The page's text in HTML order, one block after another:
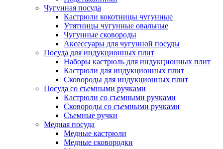
Чугунная посуда
Кастрюли кокотницы чугунные
Утятницы чугунные овальные
Чугунные сковороды
Аксессуары для чугунной посуды
Посуда для индукционных плит
Наборы кастрюль для индукционных плит
Кастрюли для индукционных плит
Сковороды для индукционных плит
Посуда со съемными ручками
Кастрюли со съемными ручками
Сковороды со съемными ручками
Съемные ручки
Медная посуда
Медные кастрюли
Медные сковородки